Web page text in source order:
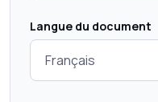
Langue du document